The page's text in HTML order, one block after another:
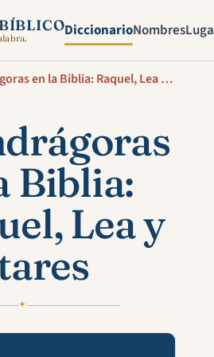
DiccionarioNombres
Mandrágoras en la Biblia: Raquel, Lea y Cantares
Biblia:
Lea y
✦
en